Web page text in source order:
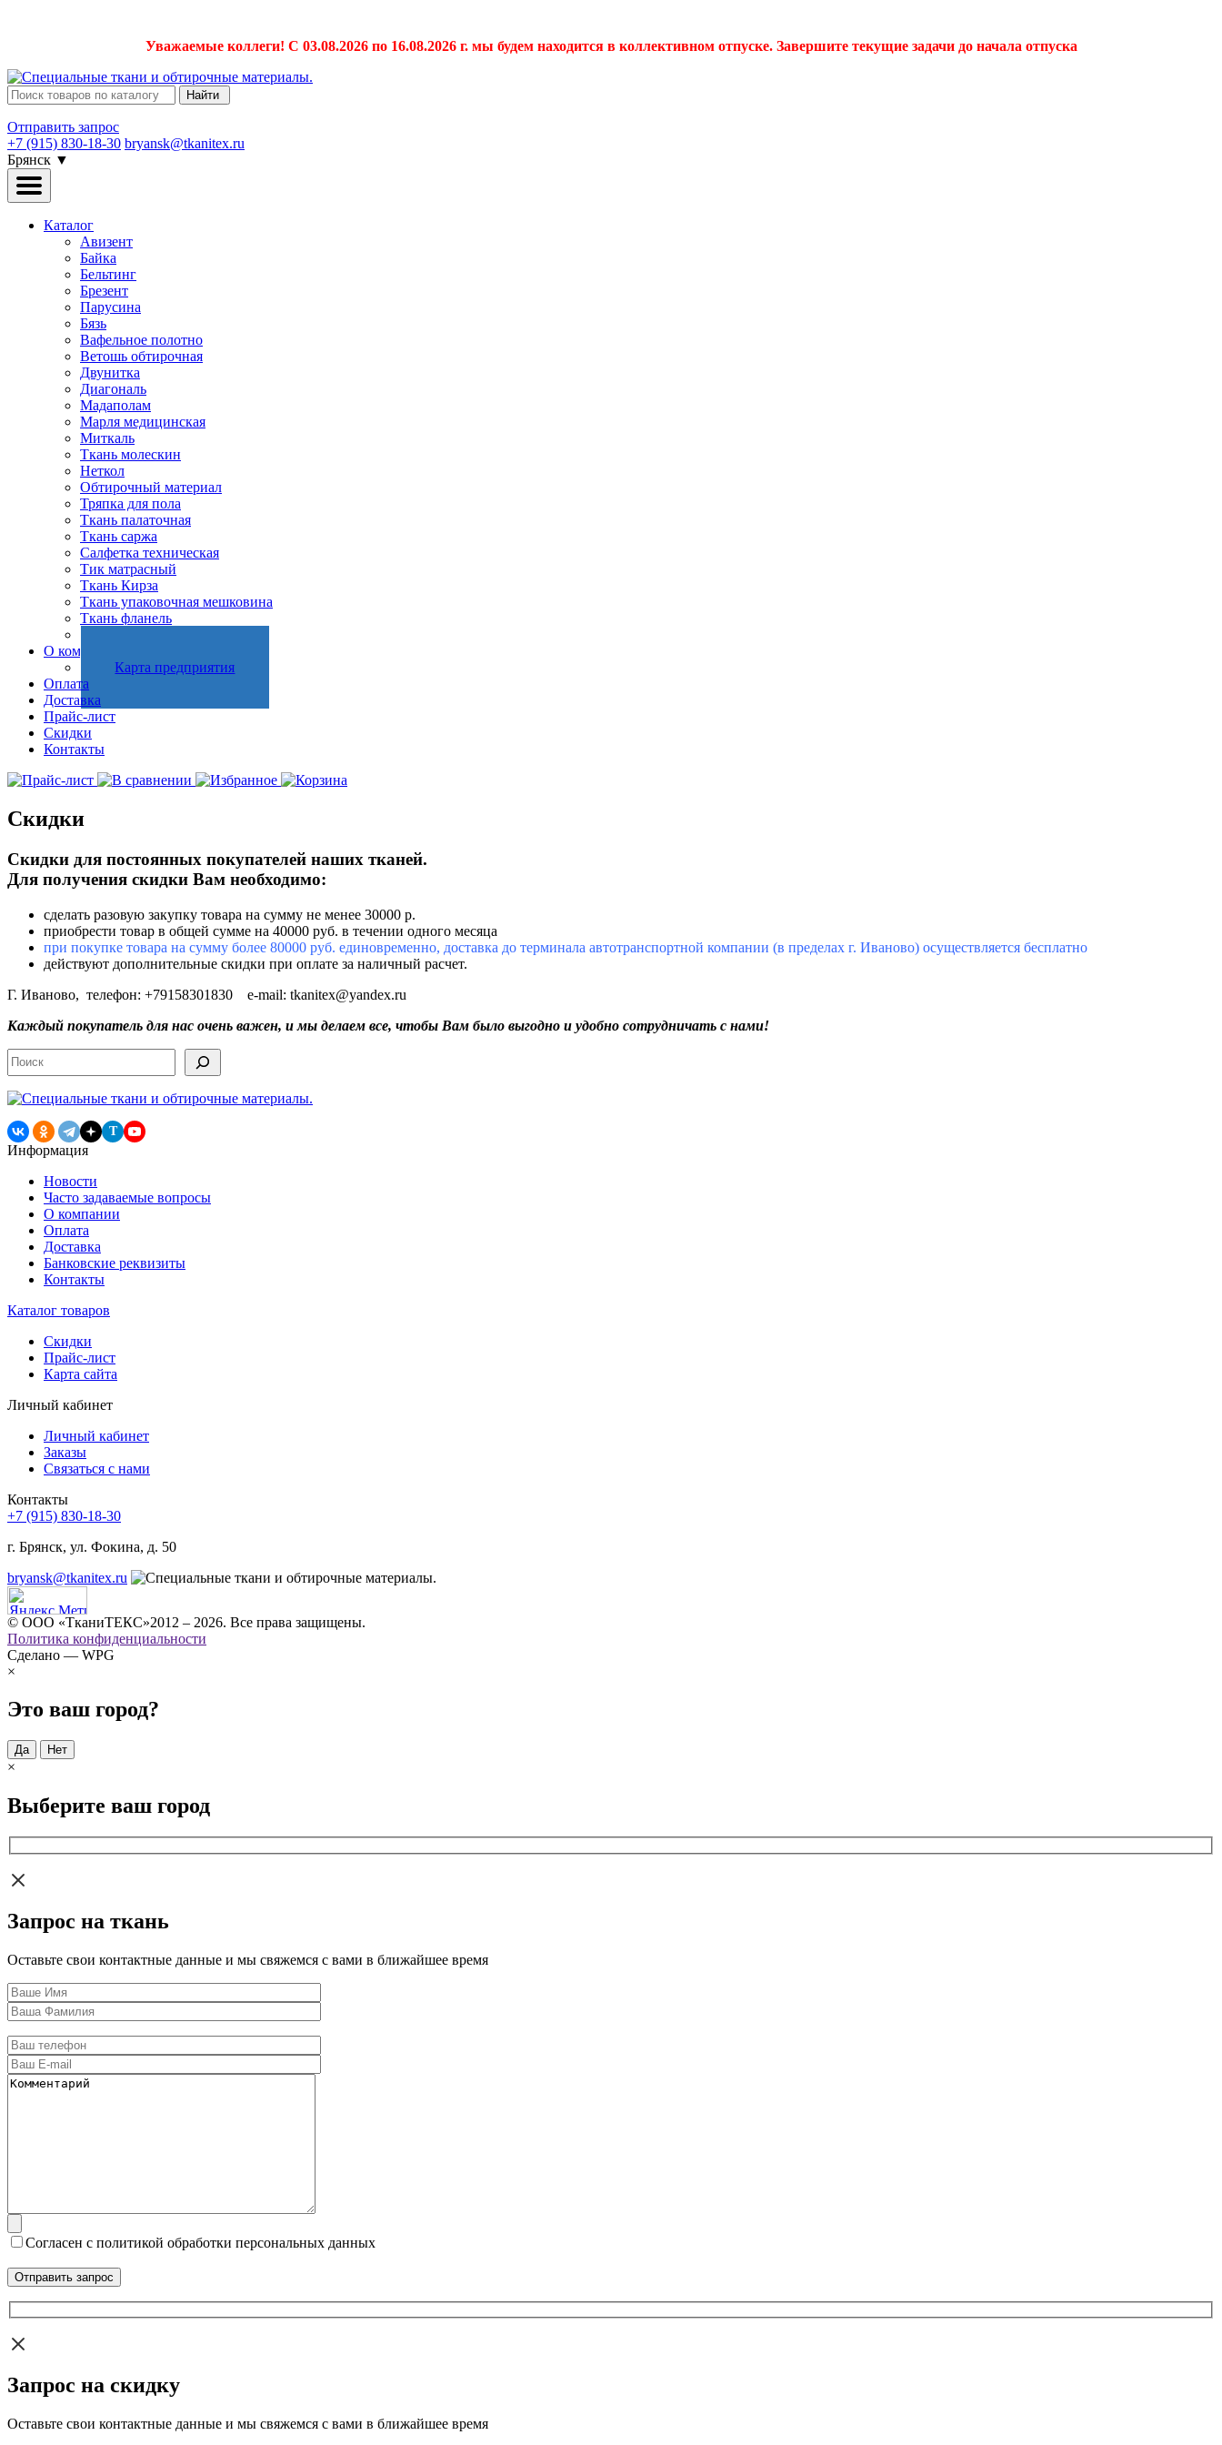
Уважаемые коллеги! С 03.08.2026 по 16.08.2026 г. мы будем находится в коллективном отпуске. Завершите текущие задачи до начала отпуска
Найти
Отправить запрос
+7 (915) 830-18-30 bryansk@tkanitex.ru
Брянск ▼
Каталог
Авизент
Байка
Бельтинг
Брезент
Парусина
Бязь
Вафельное полотно
Ветошь обтирочная
Двунитка
Диагональ
Мадаполам
Марля медицинская
Миткаль
Ткань молескин
Неткол
Обтирочный материал
Тряпка для пола
Ткань палаточная
Ткань саржа
Салфетка техническая
Тик матрасный
Ткань Кирза
Ткань упаковочная мешковина
Ткань фланель
О компании
Карта предприятия
Оплата
Доставка
Прайс-лист
Скидки
Контакты
Скидки
Скидки для постоянных покупателей наших тканей.
Для получения скидки Вам необходимо:
сделать разовую закупку товара на сумму не менее 30000 р.
приобрести товар в общей сумме на 40000 руб. в течении одного месяца
при покупке товара на сумму более 80000 руб. единовременно, доставка до терминала автотранспортной компании (в пределах г. Иваново) осуществляется бесплатно
действуют дополнительные скидки при оплате за наличный расчет.
Г. Иваново, телефон: +79158301830 e-mail: tkanitex@yandex.ru
Каждый покупатель для нас очень важен, и мы делаем все, чтобы Вам было выгодно и удобно сотрудничать с нами!
Поиск
T
Информация
Новости
Часто задаваемые вопросы
О компании
Оплата
Доставка
Банковские реквизиты
Контакты
Каталог товаров
Скидки
Прайс-лист
Карта сайта
Личный кабинет
Личный кабинет
Заказы
Связаться с нами
Контакты
+7 (915) 830-18-30
г. Брянск, ул. Фокина, д. 50
bryansk@tkanitex.ru
© ООО «ТканиТЕКС»2012 – 2026. Все права защищены.
Политика конфиденциальности
Сделано — WPG
×
Это ваш город?
Да Нет
×
Выберите ваш город
Запрос на ткань
Оставьте свои контактные данные и мы свяжемся с вами в ближайшее время
Согласен с политикой обработки персональных данных
Запрос на скидку
Оставьте свои контактные данные и мы свяжемся с вами в ближайшее время